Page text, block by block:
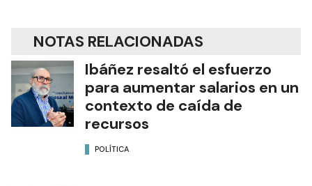
NOTAS RELACIONADAS
Ibáñez resaltó el esfuerzo
para aumentar salarios en un
contexto de caída de
recursos
POLÍTICA